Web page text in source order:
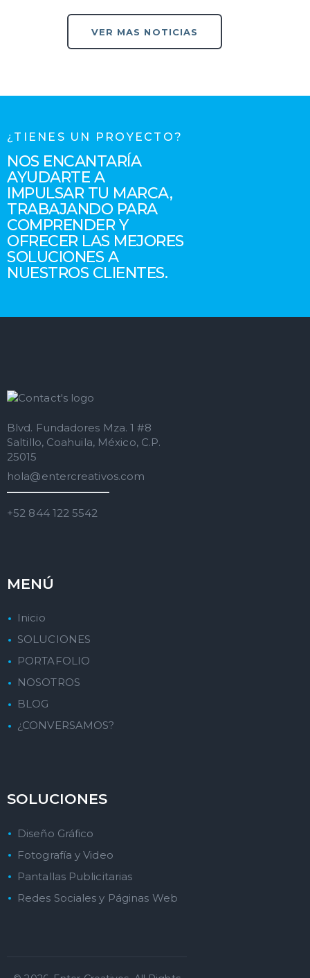
VER MAS NOTICIAS
¿TIENES UN PROYECTO?
NOS ENCANTARÍA
AYUDARTE A
IMPULSAR TU MARCA,
TRABAJANDO PARA
COMPRENDER Y
OFRECER LAS MEJORES
SOLUCIONES A
NUESTROS CLIENTES.
Blvd. Fundadores Mza. 1 #8
Saltillo, Coahuila, México, C.P.
25015
hola@entercreativos.com
+52 844 122 5542
MENÚ
Inicio
SOLUCIONES
PORTAFOLIO
NOSOTROS
BLOG
¿CONVERSAMOS?
SOLUCIONES
Diseño Gráfico
Fotografía y Video
Pantallas Publicitarias
Redes Sociales y Páginas Web